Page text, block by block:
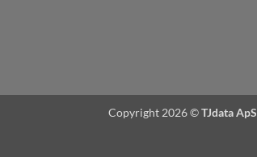
Copyright 2026 ©TJdata ApS